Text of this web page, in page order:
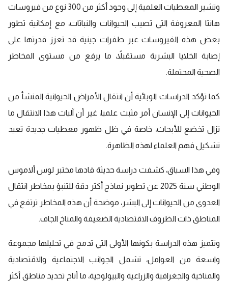
وتشير المعطيات العلمية إلى وجود أكثر من 300 نوع من فيروسات
هانتا المعروفة التي تصيب الحيوانات والنباتات، مع إمكانية تطور
بعض هذه الفيروسات عبر طفرات جينية قد تعزز قدرتها على
إصابة الخلايا البشرية مستقبلاً، ما يرفع من مستوى المخاطر
الصحية المحتملة.
كما تؤكد الدراسات الوبائية أن انتقال الأمراض الحيوانية المنشأ من
الحيوانات إلى الإنسان أمر مثبت علميا، غير أن آليات هذا الانتقال ما
تزال تخضع للأبحاث، خاصة في ظل ظهور معطيات جديدة تعيد
تشكيل فهم العلماء لهذه الظاهرة.
وفي هذا السياق، كشفت دراسة حديثة قادها مختبر لوس ألاموس
الوطني سنة 2025 عن تطوير نماذج أكثر دقة للتنبؤ بمخاطر انتقال
العدوى من الحيوانات إلى البشر، موضحة أن هذه المخاطر ترتفع في
المناطق ذات الظروف الاقتصادية الضعيفة والمناخ الجاف.
وتتميز هذه الدراسة بكونها الأولى التي تدمج في تحليلها مجموعة
واسعة من العوامل، تشمل الجوانب الاجتماعية والاقتصادية
والمناخية والجغرافية والزراعية والبيولوجية، ما أتاح تحديد مناطق أكثر